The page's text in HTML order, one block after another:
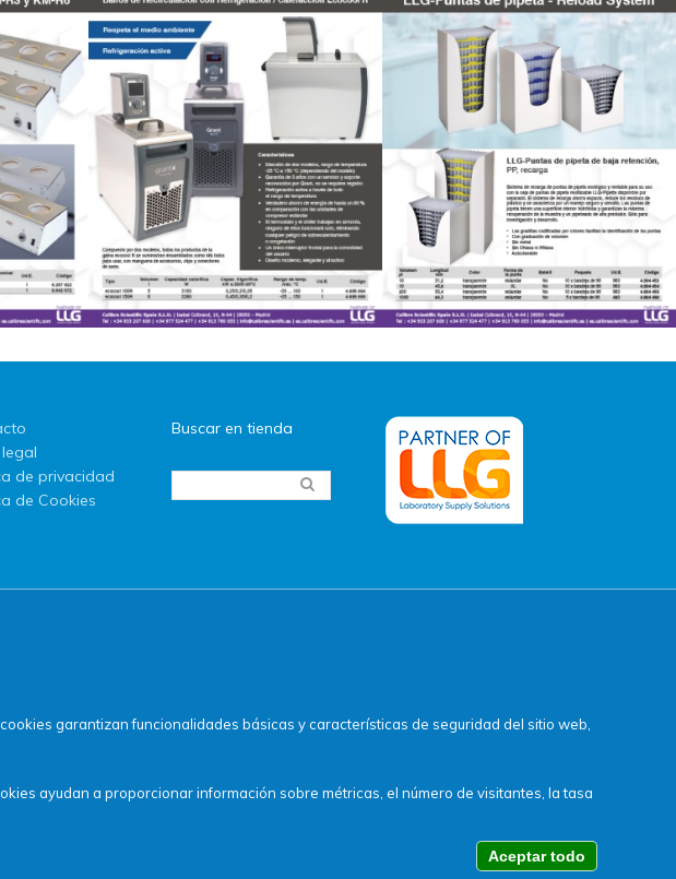
de privacidad
de Cookies
Buscar en tienda
garantizan funcionalidades básicas y características de seguridad del sitio web,
ayudan a proporcionar información sobre métricas, el número de visitantes, la tasa
Aceptar todo